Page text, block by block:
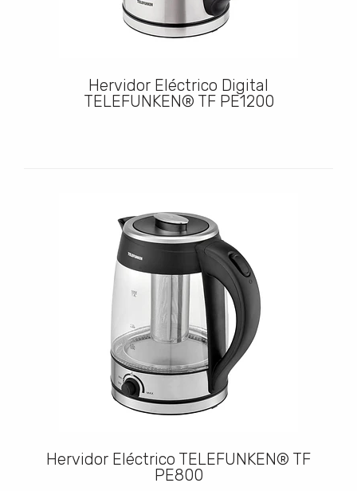
Hervidor Eléctrico Digital
TELEFUNKEN® TF PE1200
Hervidor Eléctrico TELEFUNKEN® TF
PE800